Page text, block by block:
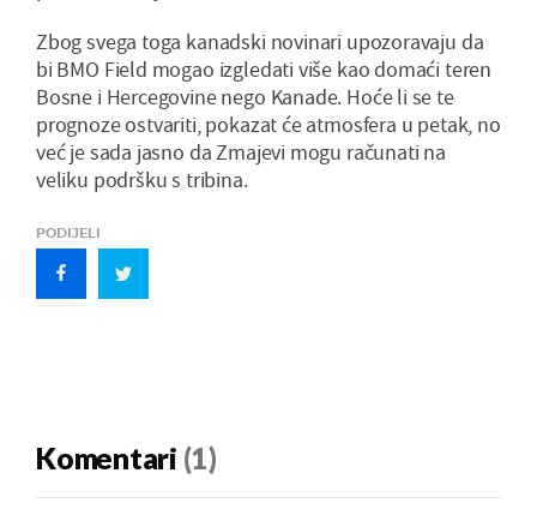
Zbog svega toga kanadski novinari upozoravaju da
bi BMO Field mogao izgledati više kao domaći teren
Bosne i Hercegovine nego Kanade. Hoće li se te
prognoze ostvariti, pokazat će atmosfera u petak, no
već je sada jasno da Zmajevi mogu računati na
veliku podršku s tribina.
PODIJELI
Komentari (1)